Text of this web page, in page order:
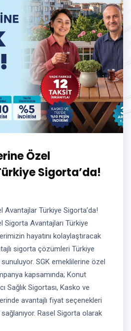
Özel
Sigorta’da!
Avantajlar Türkiye Sigorta’da!
Sigorta Avantajları Türkiye
hayatını kolaylaştıracak
sigorta çözümleri Türkiye
SGK emeklilerine özel
kapsamında; Konut
Sağlık Sigortası, Kasko ve
avantajlı fiyat seçenekleri
Rasel Sigorta olarak